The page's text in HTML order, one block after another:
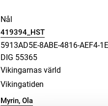
Nål
419394_HST
5913AD5E-8ABE-4816-AEF4-
DIG 55365
Vikingarnas värld
Vikingatiden
Myrin, Ola